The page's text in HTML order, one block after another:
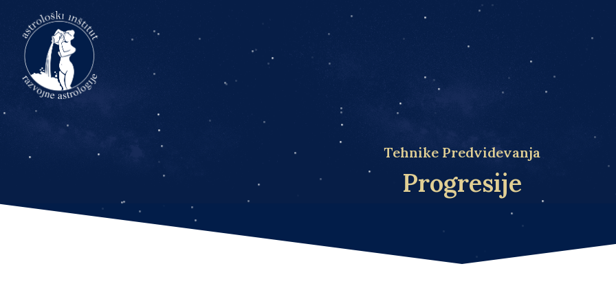
Tehnike Predvidevanja
Progresije